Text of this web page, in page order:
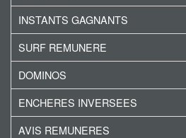
INSTANTS GAGNANTS
SURF REMUNERE
DOMINOS
ENCHERES INVERSEES
AVIS REMUNERES